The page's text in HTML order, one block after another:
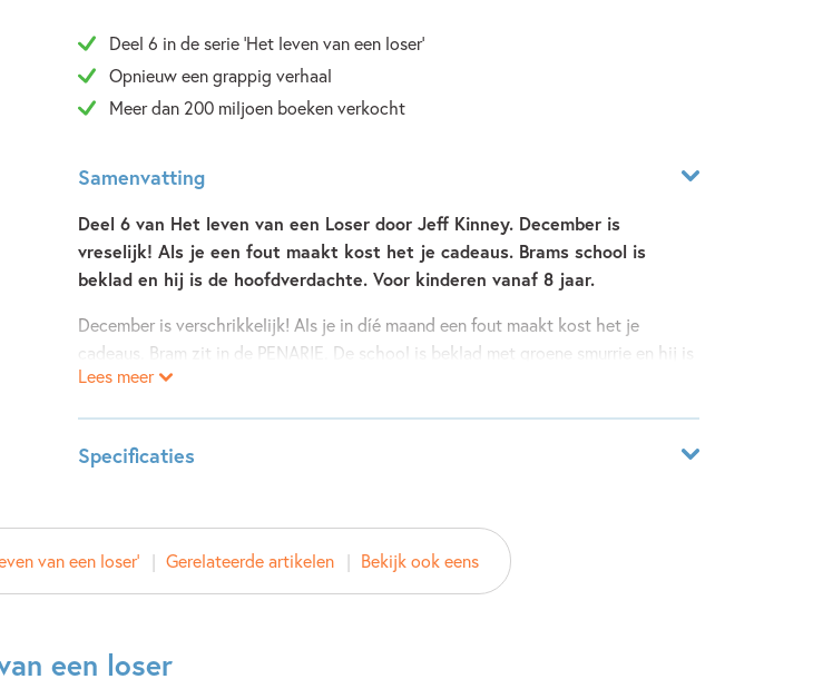
Deel 6 in de serie 'Het leven van een loser'
Opnieuw een grappig verhaal
Meer dan 200 miljoen boeken verkocht
Samenvatting
Deel 6 van Het leven van een Loser door Jeff Kinney. December is
vreselijk! Als je een fout maakt kost het je cadeaus. Brams school is
beklad en hij is de hoofdverdachte. Voor kinderen vanaf 8 jaar.
December is verschrikkelijk! Als je in díé maand een fout maakt kost het je
cadeaus. Bram zit in de PENARIE. De school is beklad met groene smurrie en hij is
verdachte nummer 1. Terwijl Bram er helemaal NIETS mee te maken heeft. Nou ja,
hem natuurlijk spreken. Maar wat is eigenlijk erger: ingesneeuwd met je familie of
Lees meer
Specificaties
ISBN:
9789026133480
NUR:
283
Type:
Hardcover
Vertaler:
van een loser' Gerelateerde artikelen Bekijk ook eens
een loser